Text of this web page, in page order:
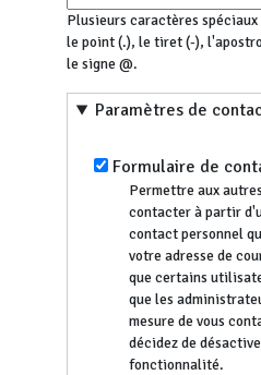
Plusieurs caractères
le point (.), le tiret (-),
le signe @.
Paramètres de
Formulaire de
Permettre aux
contacter à partir
contact personnel
votre adresse de
que certains
que les
mesure de vous
décidez de
fonctionnalité.